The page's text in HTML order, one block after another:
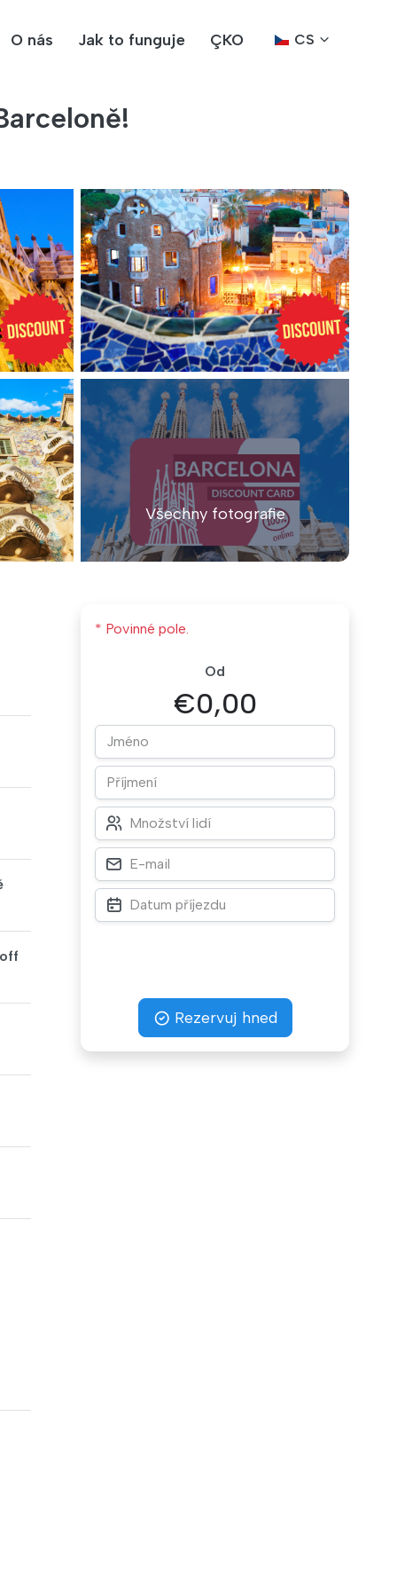
O nás Jak to funguje ÇKO CS
Všechny fotografie
* Povinné pole.
Od
€0,00
Rezervuj hned